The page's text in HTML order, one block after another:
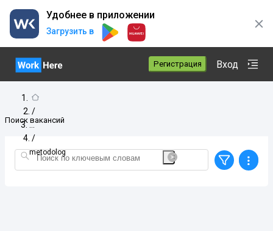
Удобнее в приложении
Загрузить в
Регистрация Вход
/
/
metodolog
Поиск вакансий